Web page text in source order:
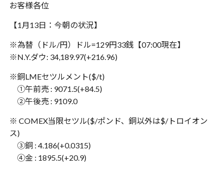
お客様各位
【1月13日：今朝の状況】
※為替（ドル/円）ドル=129円33銭【‪‪07:00現在】
※N.Y.ダウ: 34,189.97(+216.96)
※銅LMEセツルメント($/t)
①午前売 : 9071.5(+84.5)
②午後売 : 9109.0
※ COMEX当限セツル($/ポンド、銅以外は$/トロイオン
ス)
③銅 : 4.186(+0.0315)
④金 : 1895.5(+20.9)